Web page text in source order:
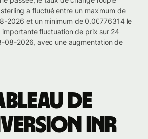
a fluctué entre un maximum de
2026 et un minimum de 0.00776314 le
fluctuation de prix sur 24
08-2026, avec une augmentation de
de
INR